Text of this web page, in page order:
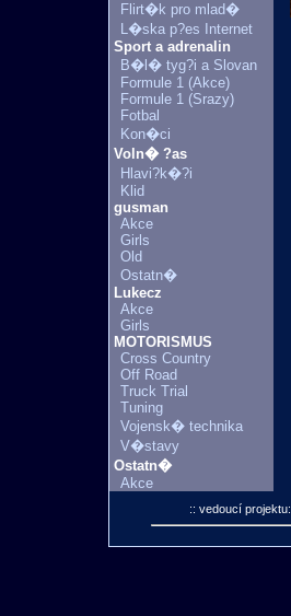
Flirt�k pro mlad�
L�ska p?es Internet
Sport a adrenalin
B�l� tyg?i a Slovan
Formule 1 (Akce)
Formule 1 (Srazy)
Fotbal
Kon�ci
Voln� ?as
Hlavi?k�?i
Klid
gusman
Akce
Girls
Old
Ostatn�
Lukecz
Akce
Girls
MOTORISMUS
Cross Country
Off Road
Truck Trial
Tuning
Vojensk� technika
V�stavy
Ostatn�
Akce
:: vedoucí projektu: